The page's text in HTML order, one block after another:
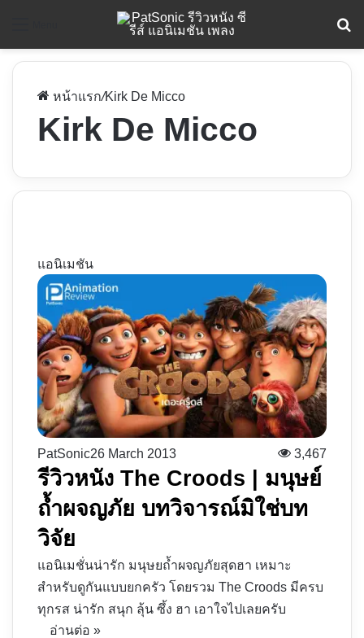
หน้าแรก/Kirk De Micco
Kirk De Micco
แอนิเมชัน
PatSonic26 March 2013 3,467
รีวิวหนัง The Croods | มนุษย์
ถ้ำผจญภัย บทวิจารณ์มิใช่บท
วิจัย
แอนิเมชั่นน่ารัก มนุษยถ้ำผจญภัยสุดฮา เหมาะ
สำหรับดูกันแบบยกครัว โดยรวม The Croods มีครบ
ทุกรส น่ารัก สนุก ลุ้น ซึ้ง ฮา เอาใจไปเลยครับ
อ่านต่อ »